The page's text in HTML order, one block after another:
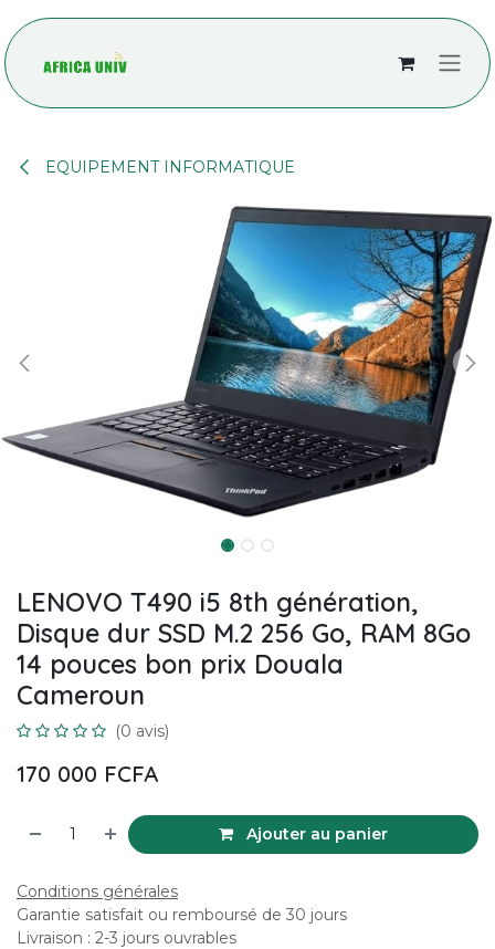
EQUIPEMENT INFORMATIQUE
LENOVO T490 i5 8th génération,
Disque dur SSD M.2 256 Go, RAM 8Go
14 pouces bon prix Douala
Cameroun
(0 avis)
170 000 FCFA
Ajouter au panier
Conditions générales
Garantie satisfait ou remboursé de 30 jours
Livraison : 2-3 jours ouvrables